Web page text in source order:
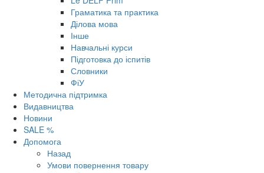
Граматика та практика
Ділова мова
Інше
Навчальні курси
Підготовка до іспитів
Словники
ФіУ
Методична підтримка
Видавництва
Новини
SALE %
Допомога
Назад
Умови повернення товару